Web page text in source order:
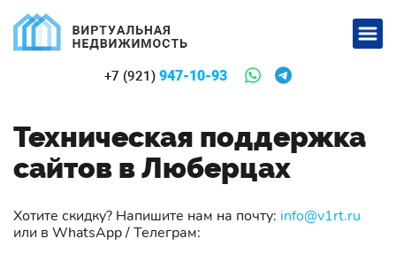
+7 (921) 947-10-93
Техническая поддержка
сайтов в Люберцах
Хотите скидку? Напишите нам на почту: info@v1rt.ru
или в WhatsApp / Телеграм: